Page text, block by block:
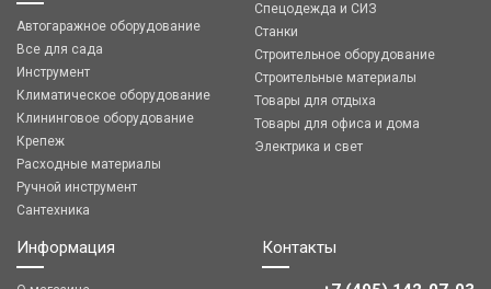
Автогаражное оборудование
Все для сада
Инструмент
Климатическое оборудование
Клининговое оборудование
Крепеж
Расходные материалы
Ручной инструмент
Сантехника
Спецодежда и СИЗ
Станки
Строительное оборудование
Строительные материалы
Товары для отдыха
Товары для офиса и дома
Электрика и свет
Информация Контакты